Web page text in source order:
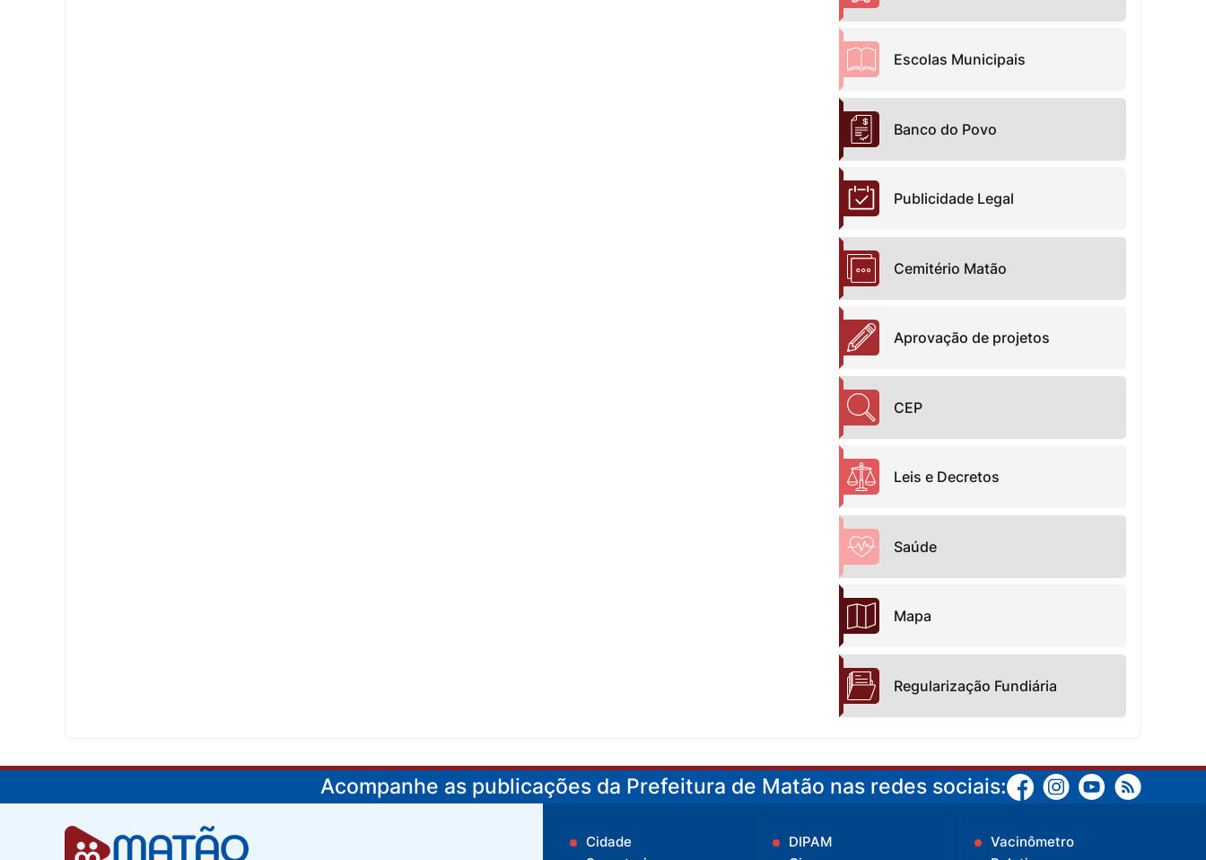
Escolas Municipais
Banco do Povo
Publicidade Legal
Cemitério Matão
Aprovação de projetos
CEP
Leis e Decretos
Saúde
Mapa
Regularização Fundiária
Acompanhe as publicações da Prefeitura de Matão nas redes sociais:
Cidade
DIPAM
Vacinômetro